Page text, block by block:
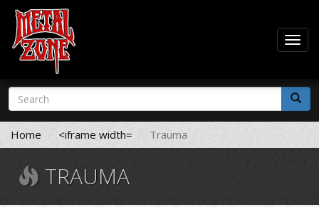
Skip
main
content
Search
form
Search
Home <iframe width= Trauma
TRAUMA